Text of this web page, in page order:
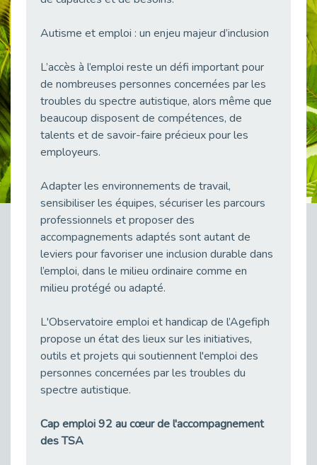
28 avril : Agir ensemble pour une culture de prévention au travail
Mobilisation pour l’alternance et le handicap
Handicap moteur et emploi : réussir ses recrutements vidéo
Publié le 23/04/2026
Publié le 20/04/2026
[RETOUR SUR] Une session de recrutement inclusive réussie à Asnières !
Publié le 20/04/2026
Emploi et Handicap : Une alliance de style entre Cap Emploi 92 et La Cravate Solidaire
Publié le 20/04/2026
Publié le 13/04/2026
Recrutement et Handicap : Et si vous testiez avant de vous engager ?
Publié le 13/04/2026
L’alternance pour tous : Cap Emploi 92 et Seine Ouest Entreprise et Emploi mobilisés à Boulogne-Billancourt
Publié le 11/04/2026
Autisme et emploi : un enjeu majeur d’inclusion
L’accès à l’emploi reste un défi important pour
de nombreuses personnes concernées par les
troubles du spectre autistique, alors même que
beaucoup disposent de compétences, de
talents et de savoir-faire précieux pour les
employeurs.
Adapter les environnements de travail,
sensibiliser les équipes, sécuriser les parcours
professionnels et proposer des
accompagnements adaptés sont autant de
leviers pour favoriser une inclusion durable dans
l’emploi, dans le milieu ordinaire comme en
milieu protégé ou adapté.
L'Observatoire emploi et handicap de l’Agefiph
propose un état des lieux sur les initiatives,
outils et projets qui soutiennent l'emploi des
personnes concernées par les troubles du
spectre autistique.
Cap emploi 92 au cœur de l'accompagnement
des TSA